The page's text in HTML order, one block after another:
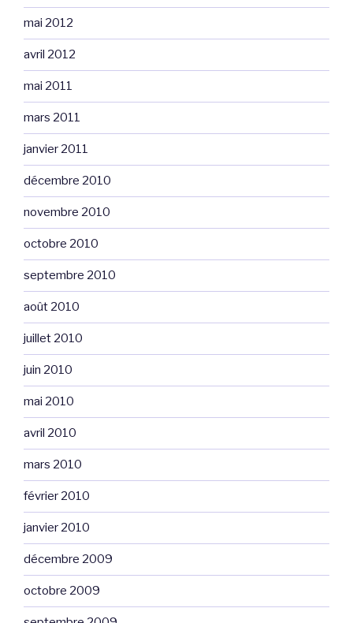
mai 2012
avril 2012
mai 2011
mars 2011
janvier 2011
décembre 2010
novembre 2010
octobre 2010
septembre 2010
août 2010
juillet 2010
juin 2010
mai 2010
avril 2010
mars 2010
février 2010
janvier 2010
décembre 2009
octobre 2009